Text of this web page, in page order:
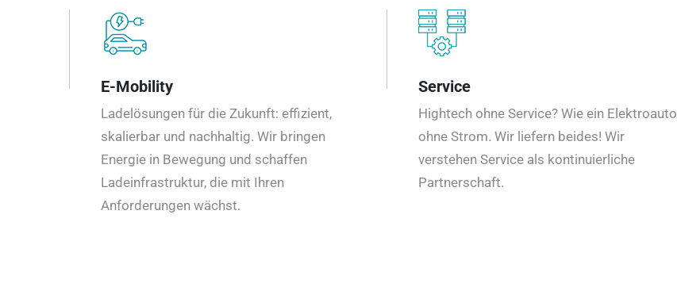
E-Mobility
Ladelösungen für die Zukunft: effizient,
skalierbar und nachhaltig. Wir bringen
Energie in Bewegung und schaffen
Ladeinfrastruktur, die mit Ihren
Anforderungen wächst.
Service
Hightech ohne Service? Wie ein Elektroauto
ohne Strom. Wir liefern beides! Wir
verstehen Service als kontinuierliche
Partnerschaft.